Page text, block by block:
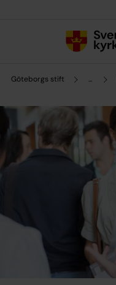
Göteborgs stift ...